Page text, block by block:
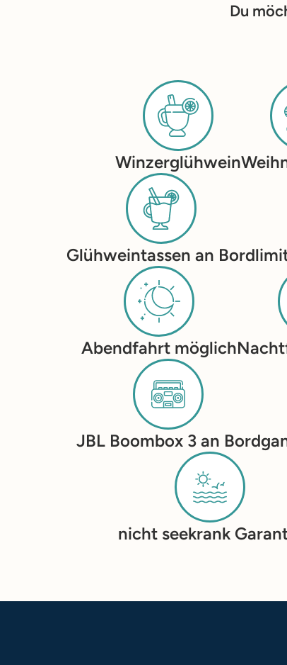
Du
Winzerglühwein
Glühweintassen an Bord
Abendfahrt möglich
JBL Boombox 3 an Bord
nicht seekrank